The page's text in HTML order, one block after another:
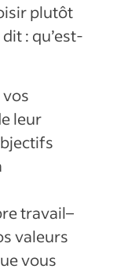
plutôt
: qu’est-
leur
travail–
valeurs
vous